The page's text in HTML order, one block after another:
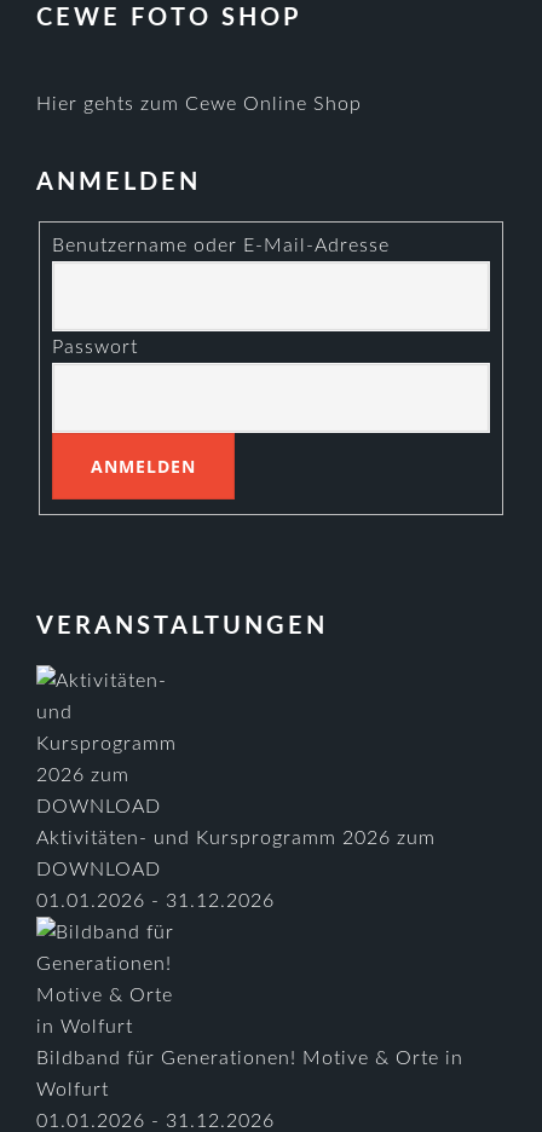
CEWE FOTO SHOP
Hier gehts zum Cewe Online Shop
ANMELDEN
Benutzername oder E-Mail-Adresse
Passwort
VERANSTALTUNGEN
Aktivitäten- und Kursprogramm 2026 zum
DOWNLOAD
01.01.2026 - 31.12.2026
Bildband für Generationen! Motive & Orte in
Wolfurt
01.01.2026 - 31.12.2026